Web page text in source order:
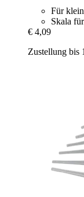
Für
Skala
€ 4,09
Zustellung bis